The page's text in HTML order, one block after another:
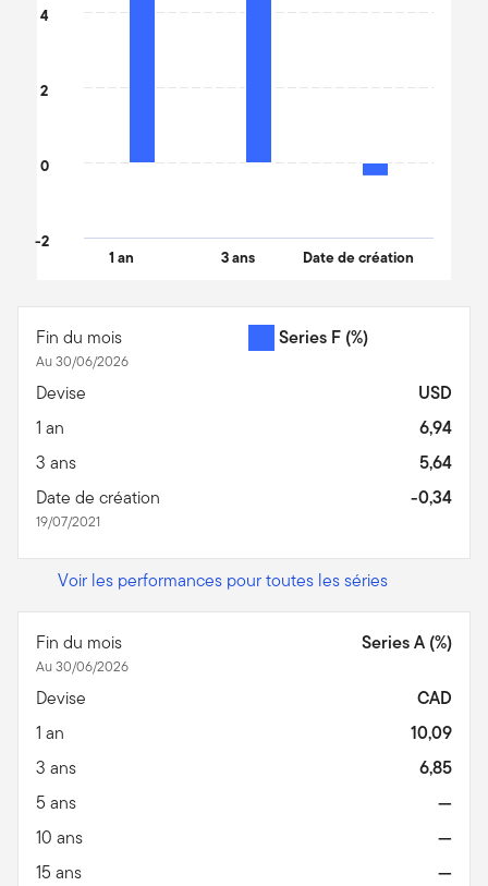
1 an 3 ans Date de création
-2
0
2
4
Fin du mois
Au 30/06/2026
Series F (%)
Devise
USD
1 an
6,94
3 ans
5,64
Date de création
19/07/2021
-0,34
Voir les performances pour toutes les séries
Fin du mois
Au 30/06/2026
Series A (%)
Devise
CAD
1 an
10,09
3 ans
6,85
5 ans
—
10 ans
—
15 ans
—